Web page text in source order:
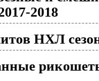
2018
НХЛ